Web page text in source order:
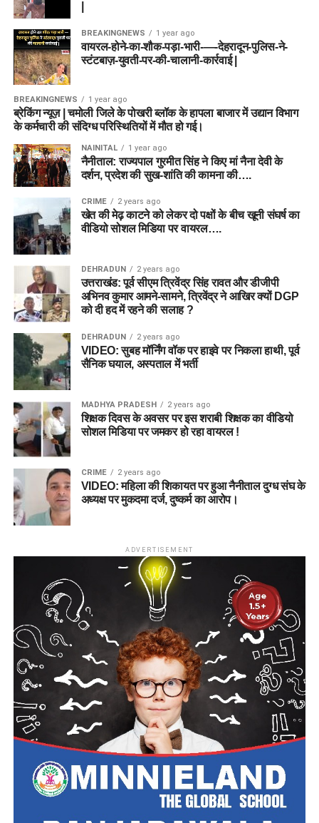
BREAKINGNEWS 1 year ago
वायरल-होने-का-शौक-पड़ा-भारी-—-देहरादून-पुलिस-ने-
स्टंटबाज़-युवती-पर-की-चालानी-कार्रवाई |
BREAKINGNEWS 1 year ago
ब्रेकिंग न्यूज़ | चमोली जिले के पोखरी ब्लॉक के हापला बाजार में उद्यान विभाग
के कर्मचारी की संदिग्ध परिस्थितियों में मौत हो गई।
NAINITAL 1 year ago
नैनीताल: राज्यपाल गुरमीत सिंह ने किए मां नैना देवी के
दर्शन, प्रदेश की सुख-शांति की कामना की….
CRIME 2 years ago
खेत की मेढ़ काटने को लेकर दो पक्षों के बीच खूनी संघर्ष का
वीडियो सोशल मिडिया पर वायरल….
DEHRADUN 2 years ago
उत्तराखंड: पूर्व सीएम त्रिवेंद्र सिंह रावत और डीजीपी
अभिनव कुमार आमने-सामने, त्रिवेंद्र ने आखिर क्यों DGP
को दी हद में रहने की सलाह ?
DEHRADUN 2 years ago
VIDEO: सुबह मॉर्निंग वॉक पर हाइवे पर निकला हाथी, पूर्व
सैनिक घयाल, अस्पताल में भर्ती
MADHYA PRADESH 2 years ago
शिक्षक दिवस के अवसर पर इस शराबी शिक्षक का वीडियो
सोशल मिडिया पर जमकर हो रहा वायरल !
CRIME 2 years ago
VIDEO: महिला की शिकायत पर हुआ नैनीताल दुग्ध संघ के
अध्यक्ष पर मुकदमा दर्ज, दुष्कर्म का आरोप।
ADVERTISEMENT